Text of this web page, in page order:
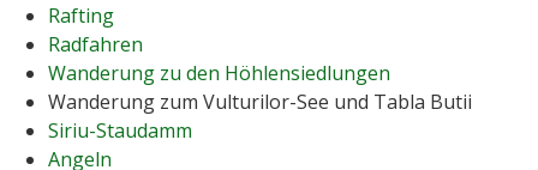
Rafting
Radfahren
Wanderung zu den Höhlensiedlungen
Wanderung zum Vulturilor-See und Tabla Butii
Siriu-Staudamm
Angeln